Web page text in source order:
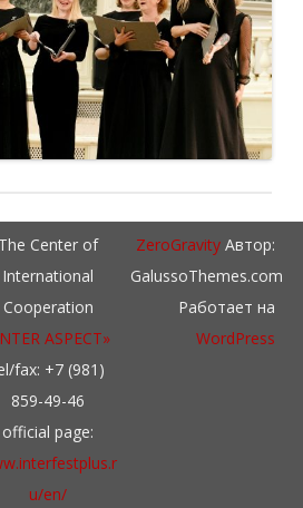
The Center of
International
Cooperation
ASPECT»
fax: +7 (981)
859-49-46
official page:
u/en/
ZeroGravityАвтор:
GalussoThemes.com
Работает на
WordPress